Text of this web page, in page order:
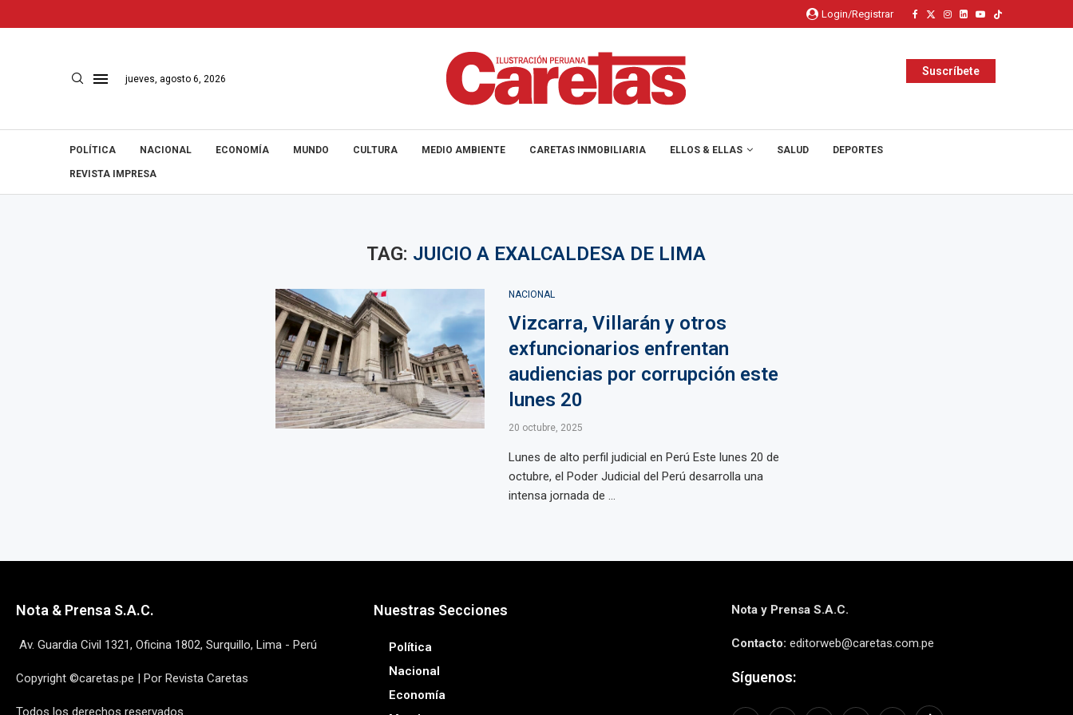
Login/Registrar
jueves, agosto 6, 2026
Suscríbete
POLÍTICA NACIONAL ECONOMÍA MUNDO CULTURA MEDIO AMBIENTE CARETAS INMOBILIARIA ELLOS & ELLAS SALUD DEPORTES
REVISTA IMPRESA
TAG: JUICIO A EXALCALDESA DE LIMA
NACIONAL
Vizcarra, Villarán y otros
exfuncionarios enfrentan
audiencias por corrupción este
lunes 20
20 octubre, 2025
Lunes de alto perfil judicial en Perú Este lunes 20 de
octubre, el Poder Judicial del Perú desarrolla una
intensa jornada de ...
Nota & Prensa S.A.C.
Av. Guardia Civil 1321, Oficina 1802, Surquillo, Lima - Perú
Copyright ©caretas.pe | Por Revista Caretas
Todos los derechos reservados
Nuestras Secciones
Política
Nacional
Economía
Nota y Prensa S.A.C.
Contacto: editorweb@caretas.com.pe
Síguenos: